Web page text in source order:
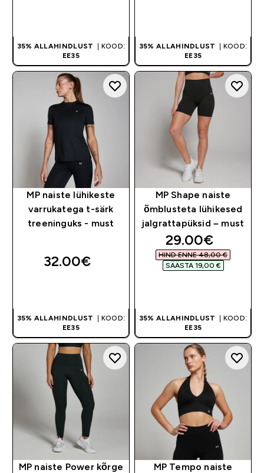
35% ALLAHINDLUST
| KOOD:
EE35
35% ALLAHINDLUST
| KOOD:
EE35
MP naiste lühikeste
varrukatega t-särk
treeninguks - must
32.00€‎
35% ALLAHINDLUST
| KOOD:
EE35
MP Shape naiste
õmblusteta lühikesed
jalgrattapüksid – must
discounted
29.00€‎
HIND ENNE 48,00 €‎
SÄÄSTA 19,00 €‎
35% ALLAHINDLUST
| KOOD:
EE35
MP naiste Power kõrge
MP Tempo naiste